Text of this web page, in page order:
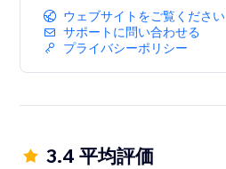
ウェブサイトをご覧ください
サポートに問い合わせる
プライバシーポリシー
3.4 平均評価